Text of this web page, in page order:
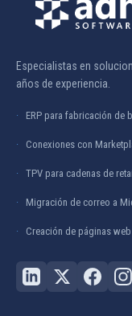
Especialistas en
años de experiencia.
ERP para fabricación de
Conexiones con
TPV para cadenas de
Migración de correo a
Creación de páginas